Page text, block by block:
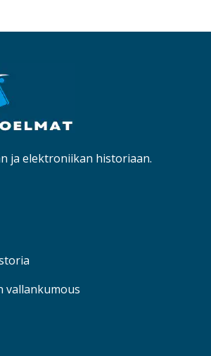
ja elektroniikan historiaan.
vallankumous